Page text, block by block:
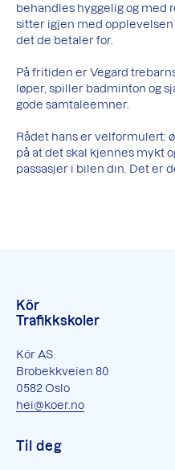
behandles hyggelig og med
sitter igjen med
det de betaler for.
På fritiden er Vegard
løper, spiller badminton og
gode samtaleemner.
Rådet hans er velformulert:
på at det skal kjennes mykt
passasjer i bilen din. Det er
Kör
Trafikkskoler
Kör AS
Brobekkveien 80
0582 Oslo
hei@koer.no
Til deg